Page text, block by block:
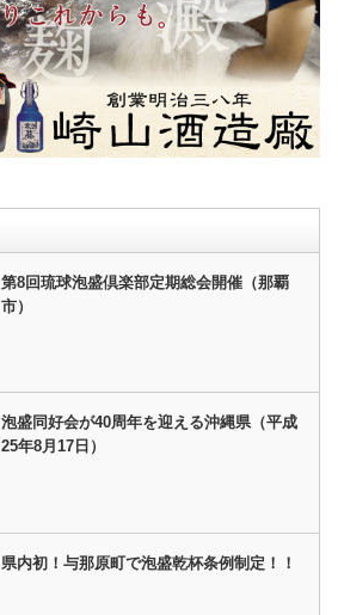
第8回琉球泡盛倶楽部定期総会開催（那覇
市）
泡盛同好会が40周年を迎える沖縄県（平成
25年8月17日）
県内初！与那原町で泡盛乾杯条例制定！！